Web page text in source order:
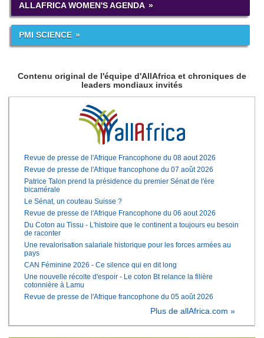
ALLAFRICA WOMEN'S AGENDA
PMI SCIENCE
Contenu original de l'équipe d'AllAfrica et chroniques de
leaders mondiaux invités
Revue de presse de l'Afrique Francophone du 08 aout 2026
Revue de presse de l'Afrique francophone du 07 août 2026
Patrice Talon prend la présidence du premier Sénat de l'ère
bicamérale
Le Sénat, un couteau Suisse ?
Revue de presse de l'Afrique Francophone du 06 aout 2026
Du Coton au Tissu - L'histoire que le continent a toujours eu besoin
de raconter
Une revalorisation salariale historique pour les forces armées au
pays
CAN Féminine 2026 - Ce silence qui en dit long
Une nouvelle récolte d'espoir - Le coton Bt relance la filière
cotonnière à Lamu
Revue de presse de l'Afrique francophone du 05 août 2026
Plus de allAfrica.com »